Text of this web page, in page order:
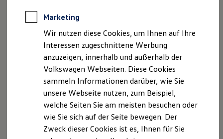
Software, Konnektivität & Apps
California App
VW Connect für Ihren ID. Buzz
VW Connect für Ihren Transporter/Caravelle
VW Connect für Ihren Amarok
VW Connect für andere Modelle
Connect Pro
Fleet Interface Data
Multistop Pathfinder
Übersicht Software Updates
Hilfreiches für Besitzer
Fahrerassistenz- und Sicherheitssysteme
Kontrollleuchten
Vielseitig wie gewohnt, selbstbewusster denn je:
mit neuer Front, neuem Interieur und intelligenten
Assistenzsystemen
Marketing
Wir nutzen diese Cookies, um Ihnen auf Ihre
Interessen zugeschnittene Werbung
anzuzeigen, innerhalb und außerhalb der
Volkswagen Webseiten. Diese Cookies
sammeln Informationen darüber, wie Sie
unsere Webseite nutzen, zum Beispiel,
welche Seiten Sie am meisten besuchen oder
wie Sie sich auf der Seite bewegen. Der
Zweck dieser Cookies ist es, Ihnen für Sie